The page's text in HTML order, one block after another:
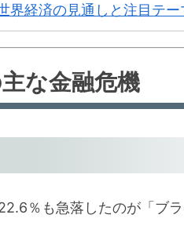
界経済の見通しと注目テー
な金融危機
％も急落したのが「ブラ